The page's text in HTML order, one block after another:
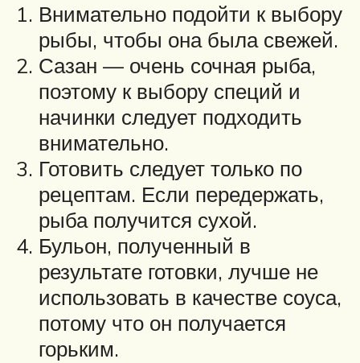
Внимательно подойти к выбору
рыбы, чтобы она была свежей.
Сазан — очень сочная рыба,
поэтому к выбору специй и
начинки следует подходить
внимательно.
Готовить следует только по
рецептам. Если передержать,
рыба получится сухой.
Бульон, полученный в
результате готовки, лучше не
использовать в качестве соуса,
потому что он получается
горьким.